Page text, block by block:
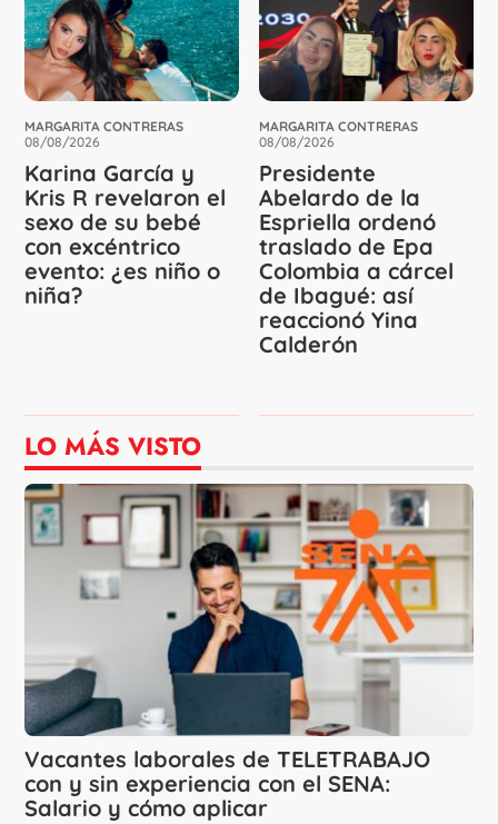
MARGARITA CONTRERAS
08/08/2026
Karina García y
Kris R revelaron el
sexo de su bebé
con excéntrico
evento: ¿es niño o
niña?
MARGARITA CONTRERAS
08/08/2026
Presidente
Abelardo de la
Espriella ordenó
traslado de Epa
Colombia a cárcel
de Ibagué: así
reaccionó Yina
Calderón
LO MÁS VISTO
Vacantes laborales de TELETRABAJO
con y sin experiencia con el SENA:
Salario y cómo aplicar